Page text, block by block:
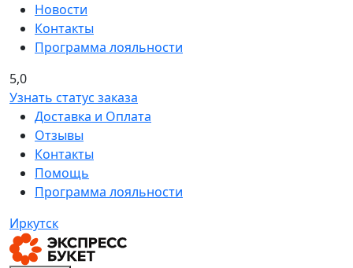
Новости
Контакты
Программа лояльности
5,0
Узнать статус заказа
Доставка и Оплата
Отзывы
Контакты
Помощь
Программа лояльности
Иркутск